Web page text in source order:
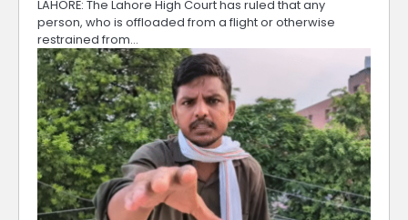
LAHORE: The Lahore High Court has ruled that any
person, who is offloaded from a flight or otherwise
restrained from…